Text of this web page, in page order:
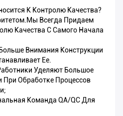
К Контролю Качества?
Всегда Придаем
Качества С Самого Начала
Внимания Конструкции
Ее.
Уделяют Большое
Обработке Процессов
Команда QA/QC Для